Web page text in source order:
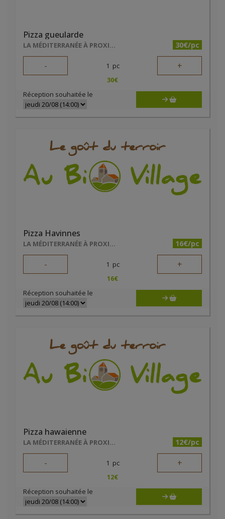
Pizza gueularde
LA MÉDITERRANÉE À PROXIMITÉ 30€/pc
- 1 pc +
30€
Réception souhaitée le
Pizza Havinnes
LA MÉDITERRANÉE À PROXIMITÉ 16€/pc
- 1 pc +
16€
Réception souhaitée le
Pizza hawaienne
LA MÉDITERRANÉE À PROXIMITÉ 12€/pc
- 1 pc +
12€
Réception souhaitée le